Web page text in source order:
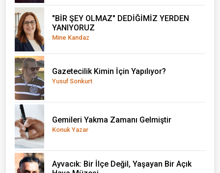
"BİR ŞEY OLMAZ" DEDİĞİMİZ YERDEN
YANIYORUZ
Mine Kandaz
Gazetecilik Kimin İçin Yapılıyor?
Yusuf Sonkurt
Gemileri Yakma Zamanı Gelmiştir
Konuk Yazar
Ayvacık: Bir İlçe Değil, Yaşayan Bir Açık